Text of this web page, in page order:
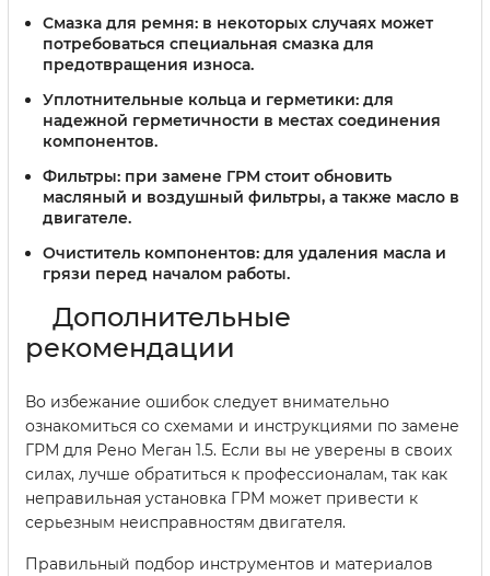
Смазка для ремня: в некоторых случаях может
потребоваться специальная смазка для
предотвращения износа.
Уплотнительные кольца и герметики: для
надежной герметичности в местах соединения
компонентов.
Фильтры: при замене ГРМ стоит обновить
масляный и воздушный фильтры, а также масло в
двигателе.
Очиститель компонентов: для удаления масла и
грязи перед началом работы.
Дополнительные
рекомендации
Во избежание ошибок следует внимательно
ознакомиться со схемами и инструкциями по замене
ГРМ для Рено Меган 1.5. Если вы не уверены в своих
силах, лучше обратиться к профессионалам, так как
неправильная установка ГРМ может привести к
серьезным неисправностям двигателя.
Правильный подбор инструментов и материалов